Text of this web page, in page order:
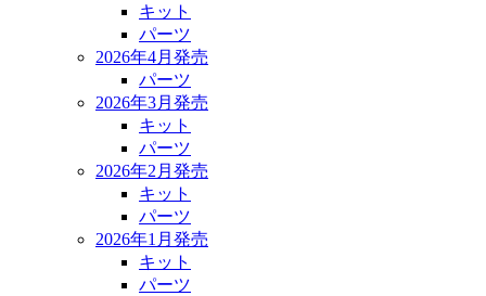
キット
パーツ
2026年4月発売
パーツ
2026年3月発売
キット
パーツ
2026年2月発売
キット
パーツ
2026年1月発売
キット
パーツ